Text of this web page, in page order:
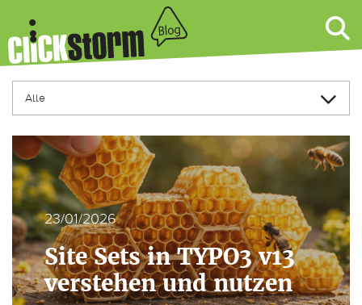
23/01/2026
Site Sets in TYPO3 v13
verstehen und nutzen